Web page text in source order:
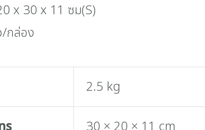
x 30 x 11 ซม(S)
กล่อง
2.5 kg